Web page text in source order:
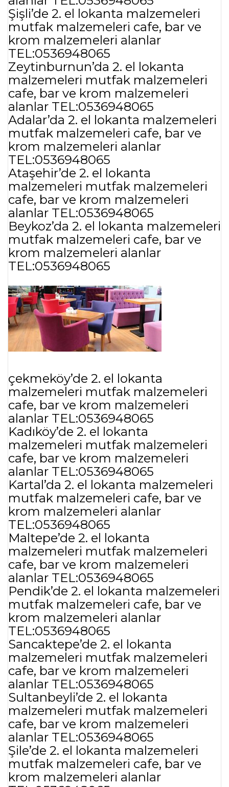
Şişli’de 2. el lokanta malzemeleri
mutfak malzemeleri cafe, bar ve
krom malzemeleri alanlar
TEL:0536948065
Zeytinburnun’da 2. el lokanta
malzemeleri mutfak malzemeleri
cafe, bar ve krom malzemeleri
alanlar TEL:0536948065
Adalar’da 2. el lokanta malzemeleri
mutfak malzemeleri cafe, bar ve
krom malzemeleri alanlar
TEL:0536948065
Ataşehir’de 2. el lokanta
malzemeleri mutfak malzemeleri
cafe, bar ve krom malzemeleri
alanlar TEL:0536948065
Beykoz’da 2. el lokanta malzemeleri
mutfak malzemeleri cafe, bar ve
krom malzemeleri alanlar
TEL:0536948065
çekmeköy’de 2. el lokanta
malzemeleri mutfak malzemeleri
cafe, bar ve krom malzemeleri
alanlar TEL:0536948065
Kadıköy’de 2. el lokanta
malzemeleri mutfak malzemeleri
cafe, bar ve krom malzemeleri
alanlar TEL:0536948065
Kartal’da 2. el lokanta malzemeleri
mutfak malzemeleri cafe, bar ve
krom malzemeleri alanlar
TEL:0536948065
Maltepe’de 2. el lokanta
malzemeleri mutfak malzemeleri
cafe, bar ve krom malzemeleri
alanlar TEL:0536948065
Pendik’de 2. el lokanta malzemeleri
mutfak malzemeleri cafe, bar ve
krom malzemeleri alanlar
TEL:0536948065
Sancaktepe’de 2. el lokanta
malzemeleri mutfak malzemeleri
cafe, bar ve krom malzemeleri
alanlar TEL:0536948065
Sultanbeyli’de 2. el lokanta
malzemeleri mutfak malzemeleri
cafe, bar ve krom malzemeleri
alanlar TEL:0536948065
Şile’de 2. el lokanta malzemeleri
mutfak malzemeleri cafe, bar ve
krom malzemeleri alanlar